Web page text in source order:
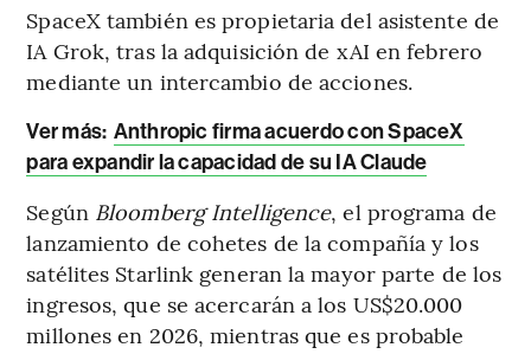
SpaceX también es propietaria del asistente de
IA Grok, tras la adquisición de xAI en febrero
mediante un intercambio de acciones.
Ver más: Anthropic firma acuerdo con SpaceX
para expandir la capacidad de su IA Claude
Según Bloomberg Intelligence, el programa de
lanzamiento de cohetes de la compañía y los
satélites Starlink generan la mayor parte de los
ingresos, que se acercarán a los US$20.000
millones en 2026, mientras que es probable